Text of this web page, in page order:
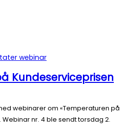
webinar
Kundeserviceprisen
webinarer om «Temperaturen på
nr. 4 ble sendt torsdag 2.